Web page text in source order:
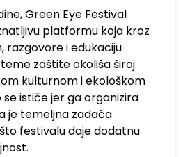
Green Eye Festival
platformu koja kroz
razgovore i edukaciju
zaštite okoliša široj
kulturnom i ekološkom
ističe jer ga organizira
je temeljna zadaća
festivalu daje dodatnu